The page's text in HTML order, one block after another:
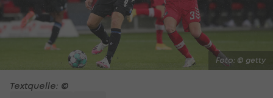
Foto: © getty
Textquelle: ©